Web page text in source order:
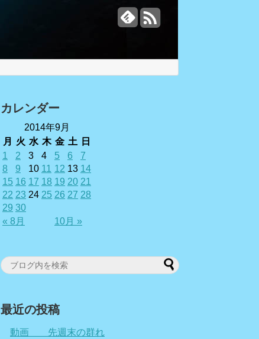
カレンダー
2014年9月
月
火 水 木 金 土 日
« 8月 10月 »
1 2 3 4 5 6
7
8
9 10 11 12 13 14
15 16 17 18 19 20 21
22 23 24 25 26 27 28
29 30
最近の投稿
動画 先週末の群れ